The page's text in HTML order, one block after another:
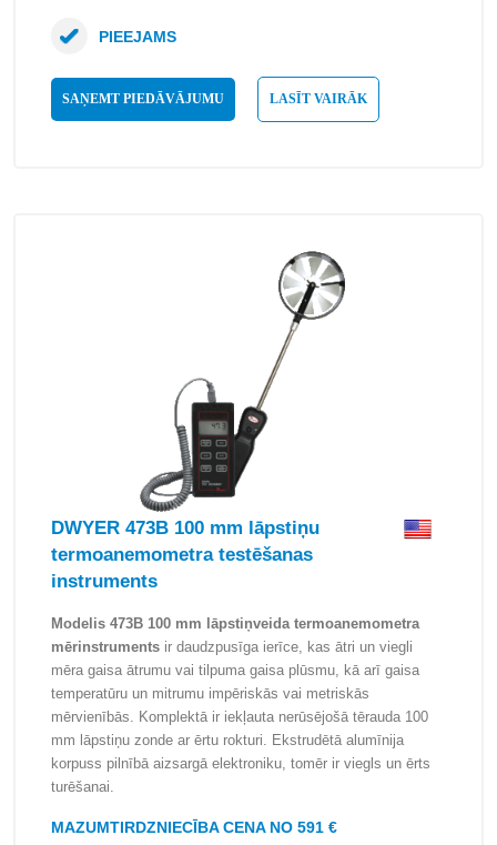
SAŅEMT PIEDĀVĀJUMU LASĪT VAIRĀK
PIEEJAMS
DWYER 473B 100 mm lāpstiņu
termoanemometra testēšanas
instruments
Modelis 473B 100 mm lāpstiņveida termoanemometra
mērinstruments ir daudzpusīga ierīce, kas ātri un viegli
mēra gaisa ātrumu vai tilpuma gaisa plūsmu, kā arī gaisa
temperatūru un mitrumu impēriskās vai metriskās
mērvienībās. Komplektā ir iekļauta nerūsējošā tērauda 100
mm lāpstiņu zonde ar ērtu rokturi. Ekstrudētā alumīnija
korpuss pilnībā aizsargā elektroniku, tomēr ir viegls un ērts
turēšanai.
MAZUMTIRDZNIECĪBA CENA NO 591 €